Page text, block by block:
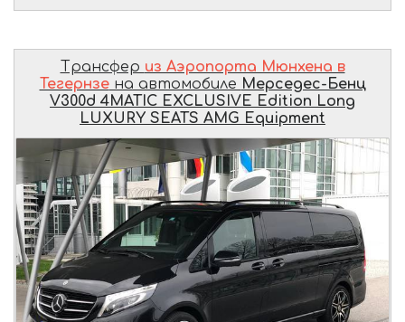
Трансфер из Аэропорта Мюнхена в
Тегернзена автомобиле Мерседес-Бенц
V300d 4MATIC EXCLUSIVE Edition Long
LUXURY SEATS AMG Equipment